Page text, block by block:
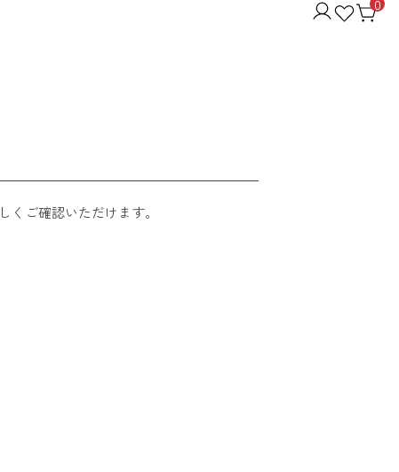
0
ご確認いただけます。